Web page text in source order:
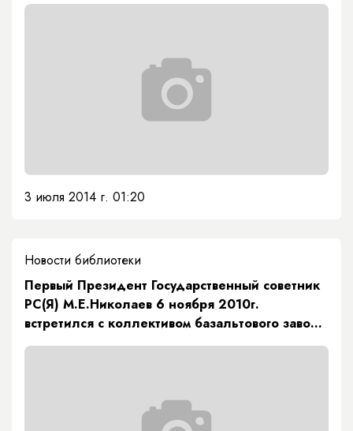
3 июля 2014 г. 01:20
Новости библиотеки
Первый Президент Государственный советник
РС(Я) М.Е.Николаев 6 ноября 2010г.
встретился с коллективом базальтового завода
в Покровске.